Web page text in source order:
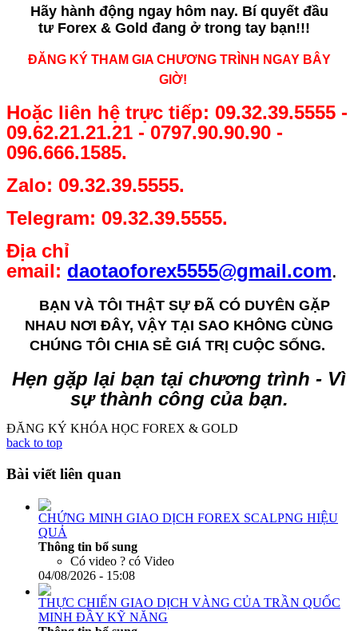
Hãy hành động ngay hôm nay. Bí quyết đầu
tư Forex & Gold đang ở trong tay bạn!!!
ĐĂNG KÝ THAM GIA CHƯƠNG TRÌNH NGAY BÂY
GIỜ!
Hoặc liên hệ trực tiếp: 09.32.39.5555 -
09.62.21.21.21 - 0797.90.90.90 -
096.666.1585.
Zalo: 09.32.39.5555.
Telegram: 09.32.39.5555.
Địa chỉ
email: daotaoforex5555@gmail.com.
BẠN VÀ TÔI THẬT SỰ ĐÃ CÓ DUYÊN GẶP
NHAU NƠI ĐÂY, VẬY TẠI SAO KHÔNG CÙNG
CHÚNG TÔI CHIA SẺ GIÁ TRỊ CUỘC SỐNG.
Hẹn gặp lại bạn tại chương trình - Vì
sự thành công của bạn.
ĐĂNG KÝ KHÓA HỌC FOREX & GOLD
back to top
Bài viết liên quan
CHỨNG MINH GIAO DỊCH FOREX SCALPNG HIỆU
QUẢ
Thông tin bổ sung
Có video ? có Video
04/08/2026 - 15:08
THỰC CHIẾN GIAO DỊCH VÀNG CỦA TRẦN QUỐC
MINH ĐẦY KỸ NĂNG